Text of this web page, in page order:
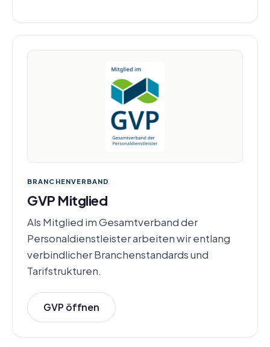
BRANCHENVERBAND
GVP Mitglied
Als Mitglied im Gesamtverband der
Personaldienstleister arbeiten wir entlang
verbindlicher Branchenstandards und
Tarifstrukturen.
GVP öffnen